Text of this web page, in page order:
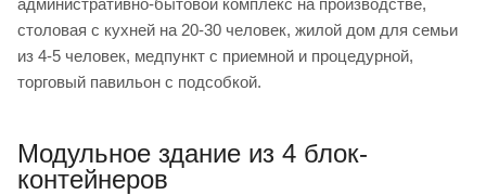
столовая с кухней на 20-30 человек, жилой дом для семьи
из 4-5 человек, медпункт с приемной и процедурной,
торговый павильон с подсобкой.
Модульное здание из 4 блок-
контейнеров